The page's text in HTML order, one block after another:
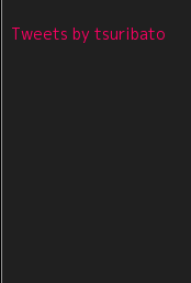
Tweets by tsuribato